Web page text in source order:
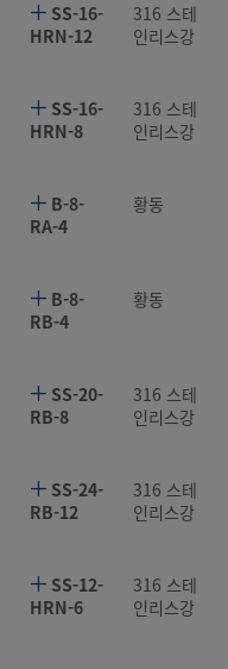
SS-16-
HRN-12
316 스테
인리스강
SS-16-
HRN-8
316 스테
인리스강
B-8-
RA-4
황동
B-8-
RB-4
황동
SS-20-
RB-8
316 스테
인리스강
SS-24-
RB-12
316 스테
인리스강
SS-12-
HRN-6
316 스테
인리스강